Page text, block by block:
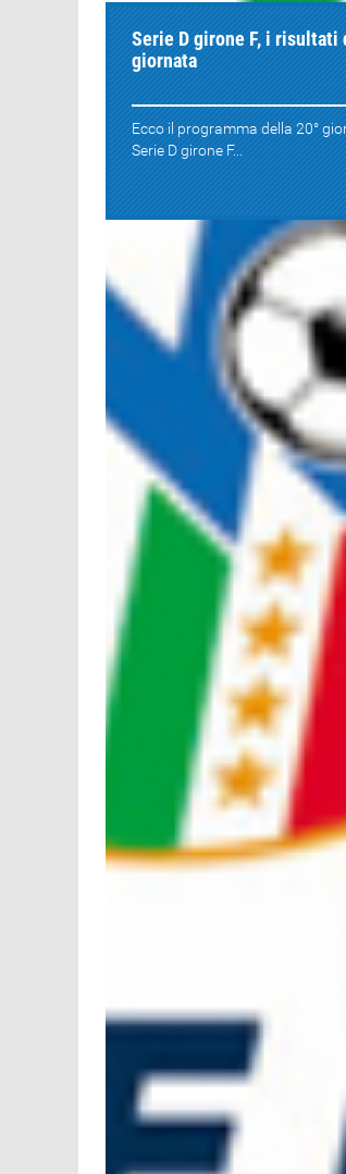
Serie D girone F, i risultati
giornata
Ecco il programma della 20°
Serie D girone F...